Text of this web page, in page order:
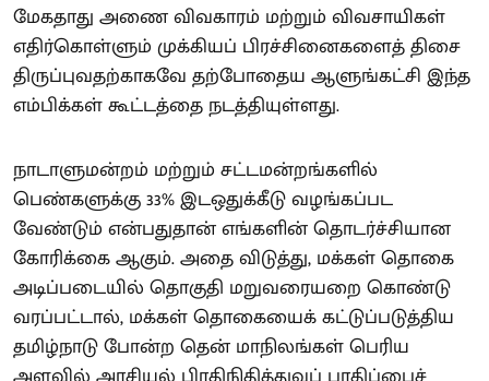
மேகதாது அணை விவகாரம் மற்றும் விவசாயிகள்
எதிர்கொள்ளும் முக்கியப் பிரச்சினைகளைத் திசை
திருப்புவதற்காகவே தற்போதைய ஆளுங்கட்சி இந்த
எம்பிக்கள் கூட்டத்தை நடத்தியுள்ளது.
நாடாளுமன்றம் மற்றும் சட்டமன்றங்களில்
பெண்களுக்கு 33% இடஒதுக்கீடு வழங்கப்பட
வேண்டும் என்பதுதான் எங்களின் தொடர்ச்சியான
கோரிக்கை ஆகும். அதை விடுத்து, மக்கள் தொகை
அடிப்படையில் தொகுதி மறுவரையறை கொண்டு
வரப்பட்டால், மக்கள் தொகையைக் கட்டுப்படுத்திய
தமிழ்நாடு போன்ற தென் மாநிலங்கள் பெரிய